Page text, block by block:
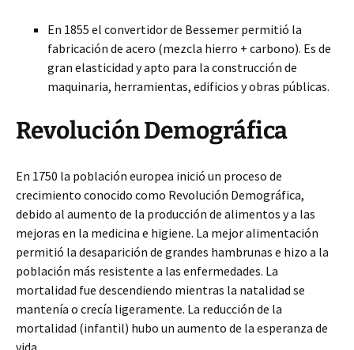
En 1855 el convertidor de Bessemer permitió la
fabricación de acero (mezcla hierro + carbono). Es de
gran elasticidad y apto para la construcción de
maquinaria, herramientas, edificios y obras públicas.
Revolución Demográfica
En 1750 la población europea inició un proceso de
crecimiento conocido como Revolución Demográfica,
debido al aumento de la producción de alimentos y a las
mejoras en la medicina e higiene. La mejor alimentación
permitió la desaparición de grandes hambrunas e hizo a la
población más resistente a las enfermedades. La
mortalidad fue descendiendo mientras la natalidad se
mantenía o crecía ligeramente. La reducción de la
mortalidad (infantil) hubo un aumento de la esperanza de
vida.